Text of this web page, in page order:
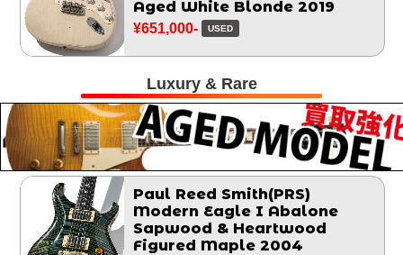
Aged White Blonde 2019
¥651,000- USED
Luxury & Rare
Paul Reed Smith(PRS)
Modern Eagle I Abalone
Sapwood & Heartwood
Figured Maple 2004